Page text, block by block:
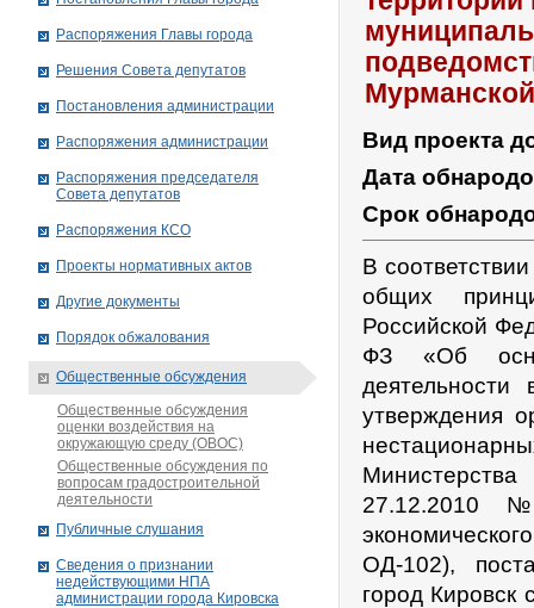
Вид проекта
Дата
Срок
В
общих
Российской
ФЗ «Об
утверждения
27.12.2010
ОД-102),
город Кировск
Распоряжения Главы города
Решения Совета депутатов
Постановления администрации
Распоряжения администрации
Распоряжения председателя
Совета депутатов
Распоряжения КСО
Проекты нормативных актов
Другие документы
Порядок обжалования
Общественные обсуждения
Общественные обсуждения
оценки воздействия на
окружающую среду (ОВОС)
Общественные обсуждения по
вопросам градостроительной
деятельности
Публичные слушания
Сведения о признании
недействующими НПА
администрации города Кировскa